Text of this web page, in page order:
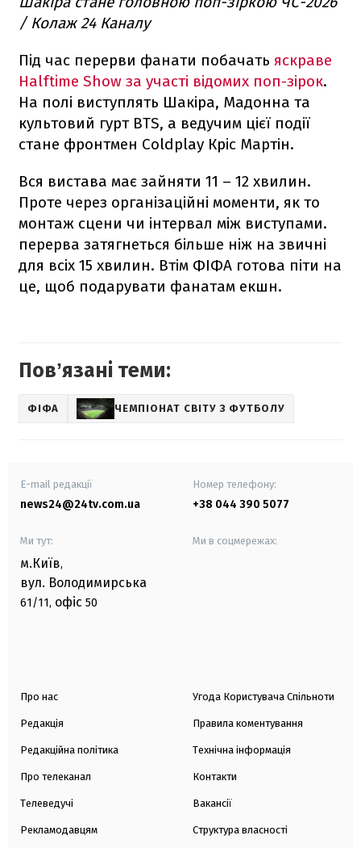
/ Колаж 24 Каналу
Під час перерви фанати побачать яскраве
Halftime Show за участі відомих поп-зірок.
На полі виступлять Шакіра, Мадонна та
культовий гурт BTS, а ведучим цієї події
стане фронтмен Coldplay Кріс Мартін.
Вся вистава має зайняти 11 – 12 хвилин.
Проте через організаційні моменти, як то
монтаж сцени чи інтервал між виступами.
перерва затягнеться більше ніж на звичні
для всіх 15 хвилин. Втім ФІФА готова піти на
це, щоб подарувати фанатам екшн.
Повʼязані теми:
ФІФА ЧЕМПІОНАТ СВІТУ З ФУТБОЛУ
E-mail редакції
news24@24tv.com.ua
Номер телефону:
+38 044 390 5077
Ми тут:
м.Київ,
вул. Володимирська
61/11, офіс 50
Ми в соцмережах:
Про нас
Редакція
Редакційна політика
Про телеканал
Телеведучі
Рекламодавцям
Угода Користувача Спільноти
Правила коментування
Технічна інформація
Контакти
Вакансії
Структура власності